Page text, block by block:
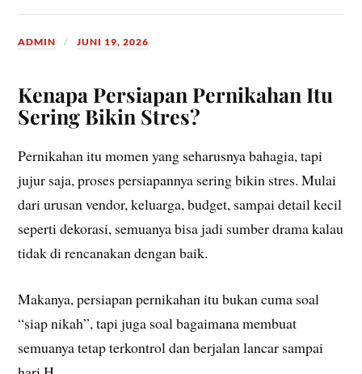
ADMIN JUNI 19, 2026
Kenapa Persiapan Pernikahan Itu
Sering Bikin Stres?
Pernikahan itu momen yang seharusnya bahagia, tapi
jujur saja, proses persiapannya sering bikin stres. Mulai
dari urusan vendor, keluarga, budget, sampai detail kecil
seperti dekorasi, semuanya bisa jadi sumber drama kalau
tidak di rencanakan dengan baik.
Makanya, persiapan pernikahan itu bukan cuma soal
“siap nikah”, tapi juga soal bagaimana membuat
semuanya tetap terkontrol dan berjalan lancar sampai